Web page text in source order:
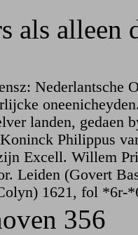
als alleen
Nederlantsche
landen, gedaen
Philippus
Excell. Willem
Leiden (Govert
1621, fol *6r-
356